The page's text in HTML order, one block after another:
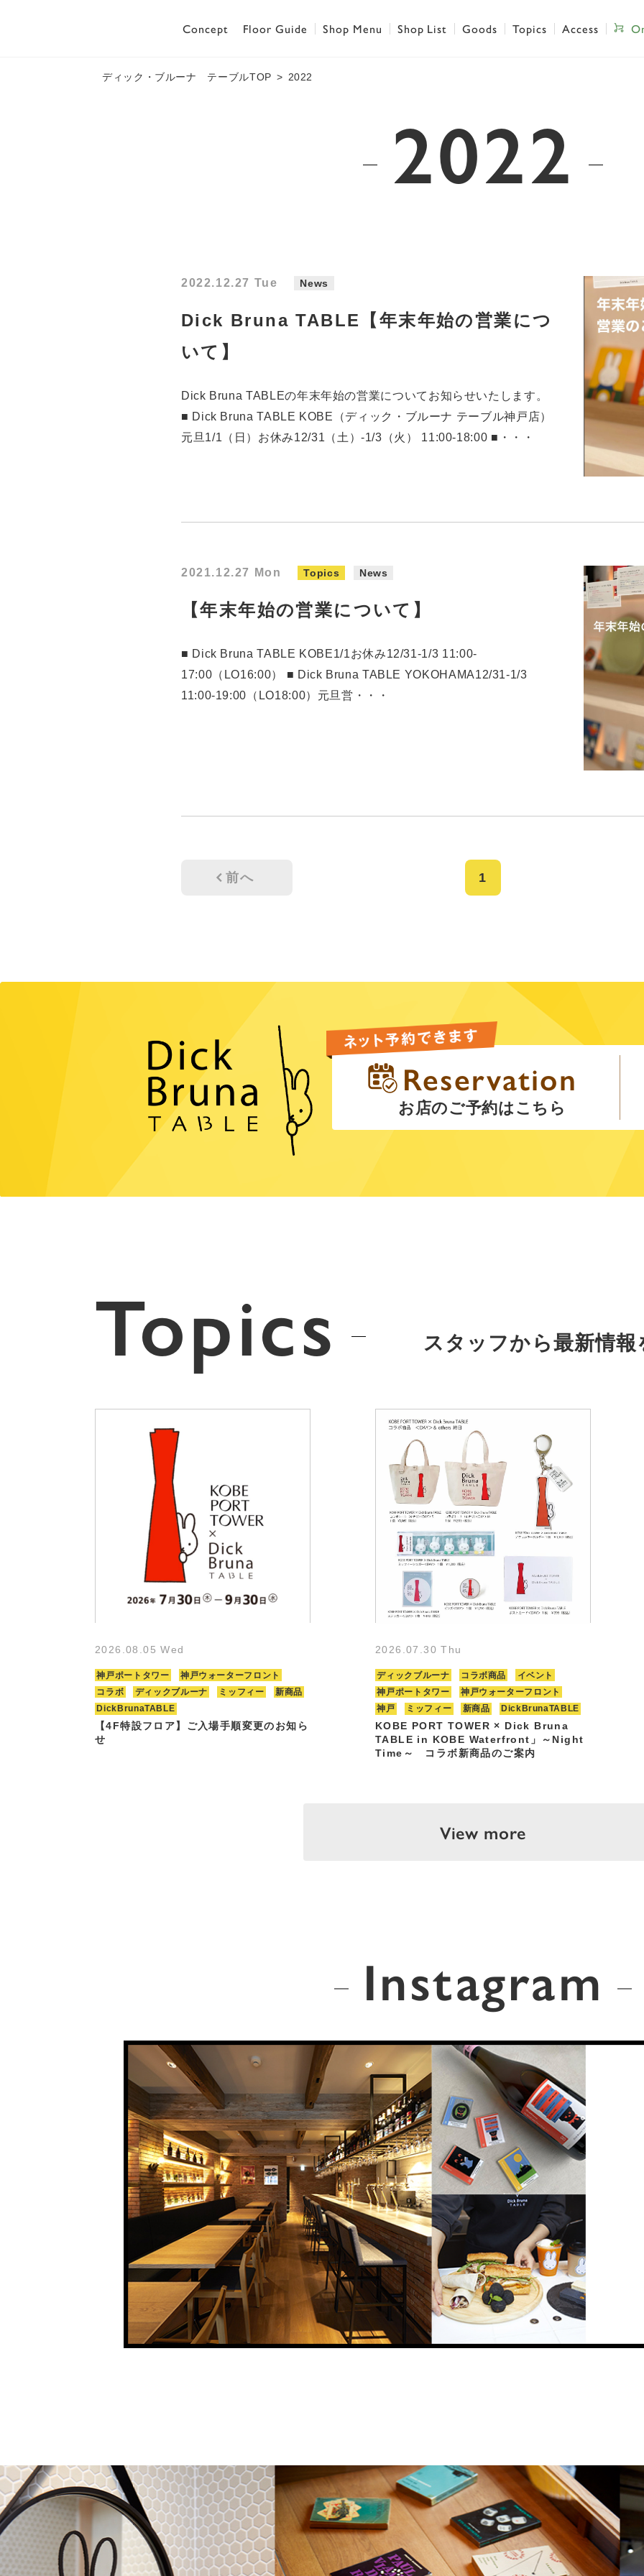
Floor Guide Shop Menu Shop List Goods
Concept Topics Access
ディック・ブルーナ テーブルTOP 2022
2022
2022.12.27 Tue News
Dick Bruna TABLE【年末年始の営業につ
いて】
Dick Bruna TABLEの年末年始の営業についてお知らせいたします。
■ Dick Bruna TABLE KOBE（ディック・ブルーナ テーブル神戸店）
元旦1/1（日）お休み12/31（土）-1/3（火） 11:00-18:00 ■・・・
2021.12.27 Mon Topics News
【年末年始の営業について】
■ Dick Bruna TABLE KOBE1/1お休み12/31-1/3 11:00-
17:00（LO16:00） ■ Dick Bruna TABLE YOKOHAMA12/31-1/3
11:00-19:00（LO18:00）元旦営・・・
前へ 1
お店のご予約はこちら
Topics スタッフから最新情
2026.08.05 Wed
神戸ポートタワー
神戸ウォーターフロント
コラボ
ディックブルーナ ミッフィー
新商品
DickBrunaTABLE
【4F特設フロア】ご入場手順変更のお知ら
せ
2026.07.30 Thu
ディックブルーナ コラボ商品
イベント
神戸ポートタワー
神戸ウォーターフロント
神戸
ミッフィー 新商品 DickBrunaTABLE
KOBE PORT TOWER × Dick Bruna
TABLE in KOBE Waterfront」～Night
Time～ コラボ新商品のご案内
View more
Instagram